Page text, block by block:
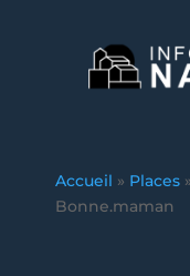
Accueil » Places »
Bonne.maman